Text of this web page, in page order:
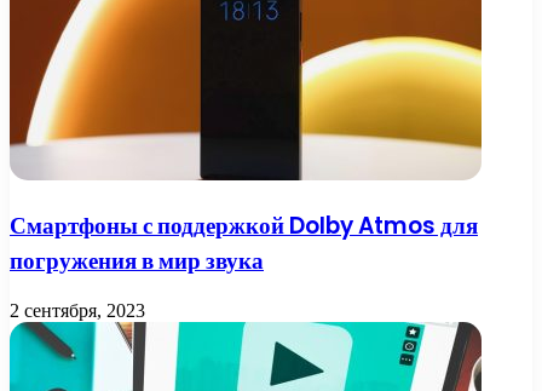
Смартфоны с поддержкой Dolby Atmos для
погружения в мир звука
2 сентября, 2023